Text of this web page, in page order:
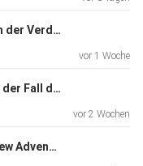
Episode 561 - Der Tintenfisch der Verdammnis!
vor 1 Woche
Episode 560 - Mike Angel und der Fall der verschwundenen Pizza
vor 2 Wochen
ENGLISH Episode 243 - The new Adventures of Master Michelangelo and Casey Marie